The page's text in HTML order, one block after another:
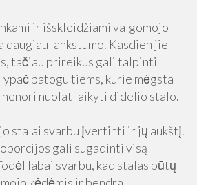
ir išskleidžiami valgomojo
daugiau lankstumo. Kasdien jie
tačiau prireikus gali talpinti
ypač patogu tiems, kurie mėgsta
nuolat laikyti didelio stalo.
stalai svarbu įvertinti ir jų aukštį.
gali sugadinti visą
labai svarbu, kad stalas būtų